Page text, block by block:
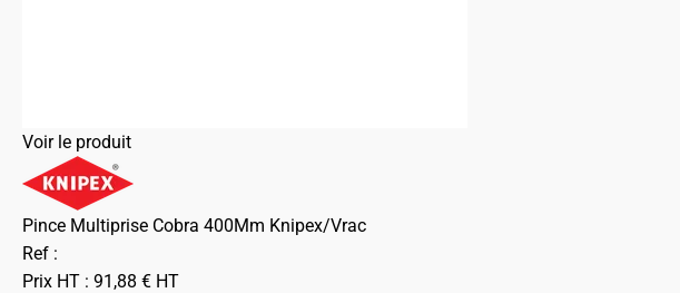
Voir le produit
Pince Multiprise Cobra 400Mm Knipex/Vrac
Ref :
Prix HT : 91,88 € HT